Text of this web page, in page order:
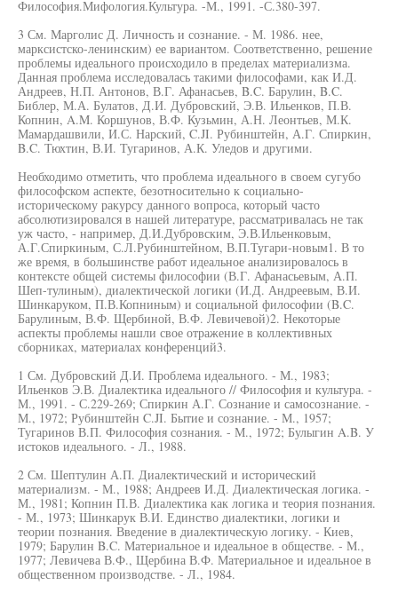
Философия.Мифология.Культура. -М., 1991. -С.380-397.
3 См. Марголис Д. Личность и сознание. - М. 1986. нее,
марксистско-ленинским) ее вариантом. Соответственно, решение
проблемы идеального происходило в пределах материализма.
Данная проблема исследовалась такими философами, как И.Д.
Андреев, Н.П. Антонов, В.Г. Афанасьев, B.C. Барулин, B.C.
Библер, М.А. Булатов, Д.И. Дубровский, Э.В. Ильенков, П.В.
Копнин, A.M. Коршунов, В.Ф. Кузьмин, А.Н. Леонтьев, М.К.
Мамардашвили, И.С. Нарский, C.JI. Рубинштейн, А.Г. Спиркин,
B.C. Тюхтин, В.И. Тугаринов, А.К. Уледов и другими.
Необходимо отметить, что проблема идеального в своем сугубо
философском аспекте, безотносительно к социально-
историческому ракурсу данного вопроса, который часто
абсолютизировался в нашей литературе, рассматривалась не так
уж часто, - например, Д.И.Дубровским, Э.В.Ильенковым,
А.Г.Спиркиным, С.Л.Рубинштейном, В.П.Тугари-новым1. В то
же время, в большинстве работ идеальное анализировалось в
контексте общей системы философии (В.Г. Афанасьевым, А.П.
Шеп-тулиным), диалектической логики (И.Д. Андреевым, В.И.
Шинкаруком, П.В.Копниным) и социальной философии (B.C.
Барулиным, В.Ф. Щербиной, В.Ф. Левичевой)2. Некоторые
аспекты проблемы нашли свое отражение в коллективных
сборниках, материалах конференций3.
1 См. Дубровский Д.И. Проблема идеального. - М., 1983;
Ильенков Э.В. Диалектика идеального // Философия и культура. -
М., 1991. - С.229-269; Спиркин А.Г. Сознание и самосознание. -
М., 1972; Рубинштейн C.JI. Бытие и сознание. - М., 1957;
Тугаринов В.П. Философия сознания. - М., 1972; Булыгин A.B. У
истоков идеального. - Л., 1988.
2 См. Шептулин А.П. Диалектический и исторический
материализм. - М., 1988; Андреев И.Д. Диалектическая логика. -
М., 1981; Копнин П.В. Диалектика как логика и теория познания.
- М., 1973; Шинкарук В.И. Единство диалектики, логики и
теории познания. Введение в диалектическую логику. - Киев,
1979; Барулин B.C. Материальное и идеальное в обществе. - М.,
1977; Левичева В.Ф., Щербина В.Ф. Материальное и идеальное в
общественном производстве. - Л., 1984.